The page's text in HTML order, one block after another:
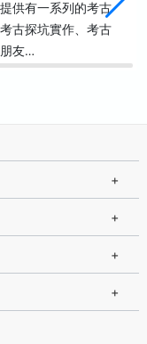
供有一系列的考古
古探坑實作、考古
友…